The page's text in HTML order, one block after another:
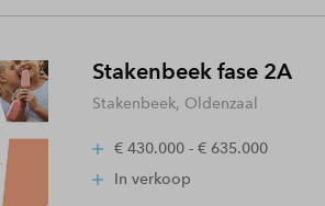
Stakenbeek fase 2A
Stakenbeek, Oldenzaal
€ 430.000 - € 635.000
In verkoop